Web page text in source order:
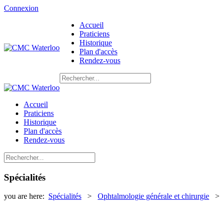
Connexion
Accueil
Praticiens
Historique
Plan d'accès
Rendez-vous
Accueil
Praticiens
Historique
Plan d'accès
Rendez-vous
Spécialités
you are here: Spécialités > Ophtalmologie générale et chirurgie >